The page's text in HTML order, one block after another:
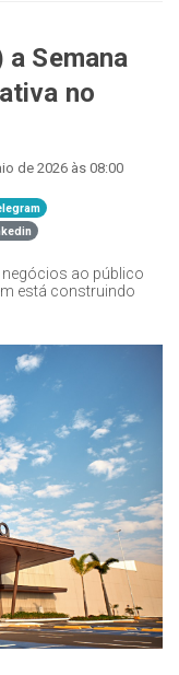
Semana
no
de 2026 às 08:00
ao público
está construindo